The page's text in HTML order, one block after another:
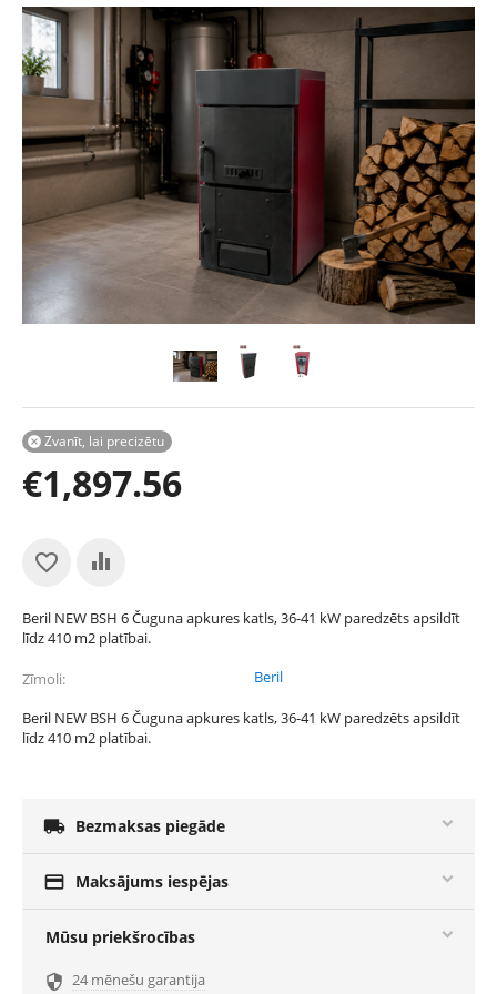
Zvanīt, lai precizētu

€1,897.56
Beril NEW BSH 6 Čuguna apkures katls, 36-41 kW paredzēts apsildīt
līdz 410 m2 platībai.
Zīmoli Beril
Beril NEW BSH 6 Čuguna apkures katls, 36-41 kW paredzēts apsildīt
līdz 410 m2 platībai.
 Bezmaksas piegāde
 Maksājums iespējas
Mūsu priekšrocības
 24 mēnešu garantija